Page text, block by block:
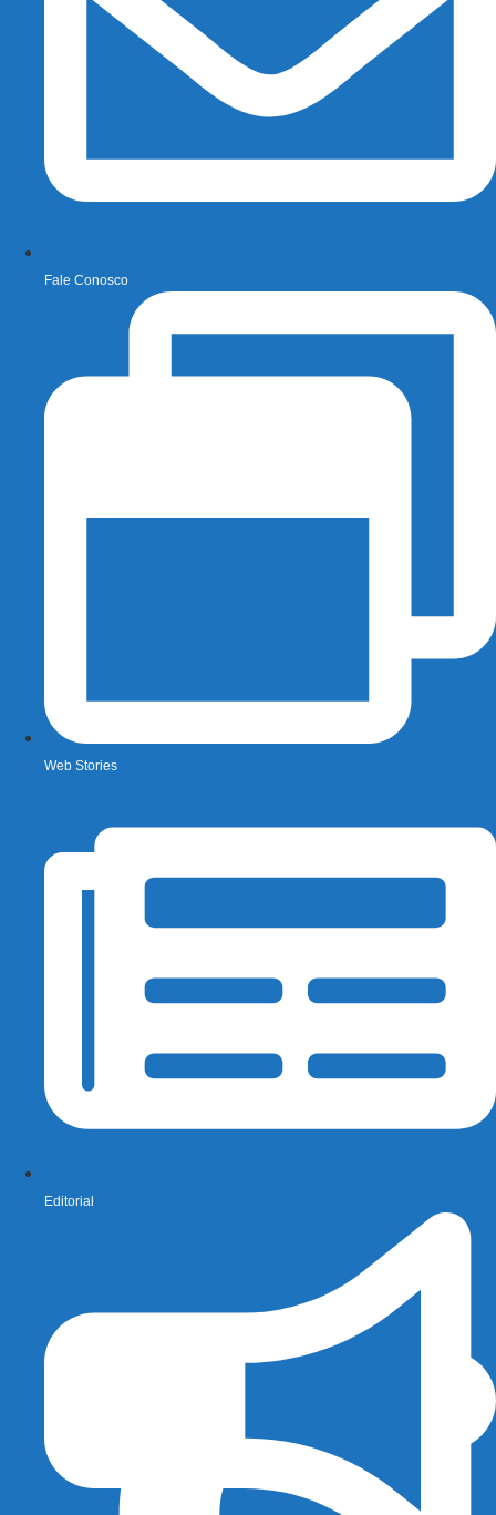
Fale Conosco
Web Stories
Editorial